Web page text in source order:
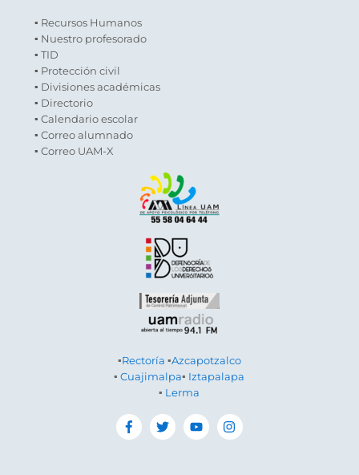
▪ Recursos Humanos
▪ Nuestro profesorado
▪ TID
▪ Protección civil
▪ Divisiones académicas
▪ Directorio
▪ Calendario escolar
▪ Correo alumnado
▪ Correo UAM-X
▪Rectoría ▪Azcapotzalco
▪Cuajimalpa▪ Iztapalapa
▪ Lerma